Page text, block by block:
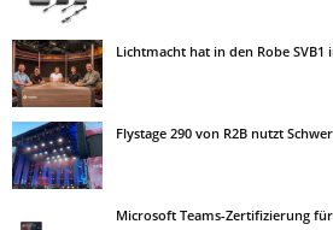
Lichtmacht hat in den Robe SVB1
Flystage 290 von R2B nutzt
Microsoft Teams-Zertifizierung